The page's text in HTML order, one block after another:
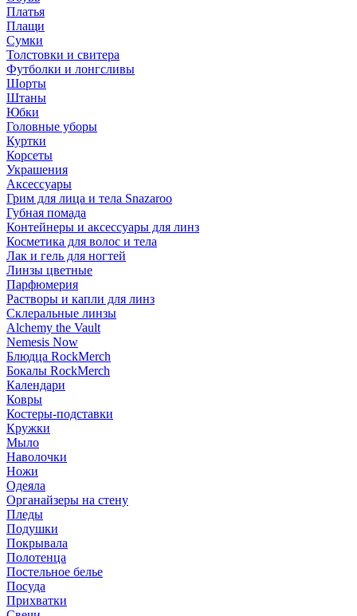
Платья
Плащи
Сумки
Толстовки и свитера
Футболки и лонгсливы
Шорты
Штаны
Юбки
Головные уборы
Куртки
Корсеты
Украшения
Аксессуары
Грим для лица и тела Snazaroo
Губная помада
Контейнеры и аксессуары для линз
Косметика для волос и тела
Лак и гель для ногтей
Линзы цветные
Парфюмерия
Растворы и капли для линз
Склеральные линзы
Alchemy the Vault
Nemesis Now
Блюдца RockMerch
Бокалы RockMerch
Календари
Ковры
Костеры-подставки
Кружки
Мыло
Наволочки
Ножи
Одеяла
Органайзеры на стену
Пледы
Подушки
Покрывала
Полотенца
Постельное белье
Посуда
Прихватки